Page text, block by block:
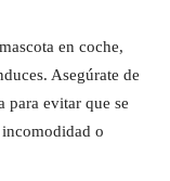
en coche,
Asegúrate de
para evitar que se
o